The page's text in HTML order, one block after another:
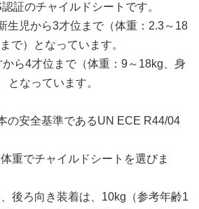
証のチャイルドシートです。
生児から3才位まで（体重：2.3～18
で）となっています。
ら4才位まで（体重：9～18kg、身
となっています。
の安全基準であるUN ECE R44/04
重でチャイルドシートを選びま
後ろ向き装着は、10kg（参考年齢1